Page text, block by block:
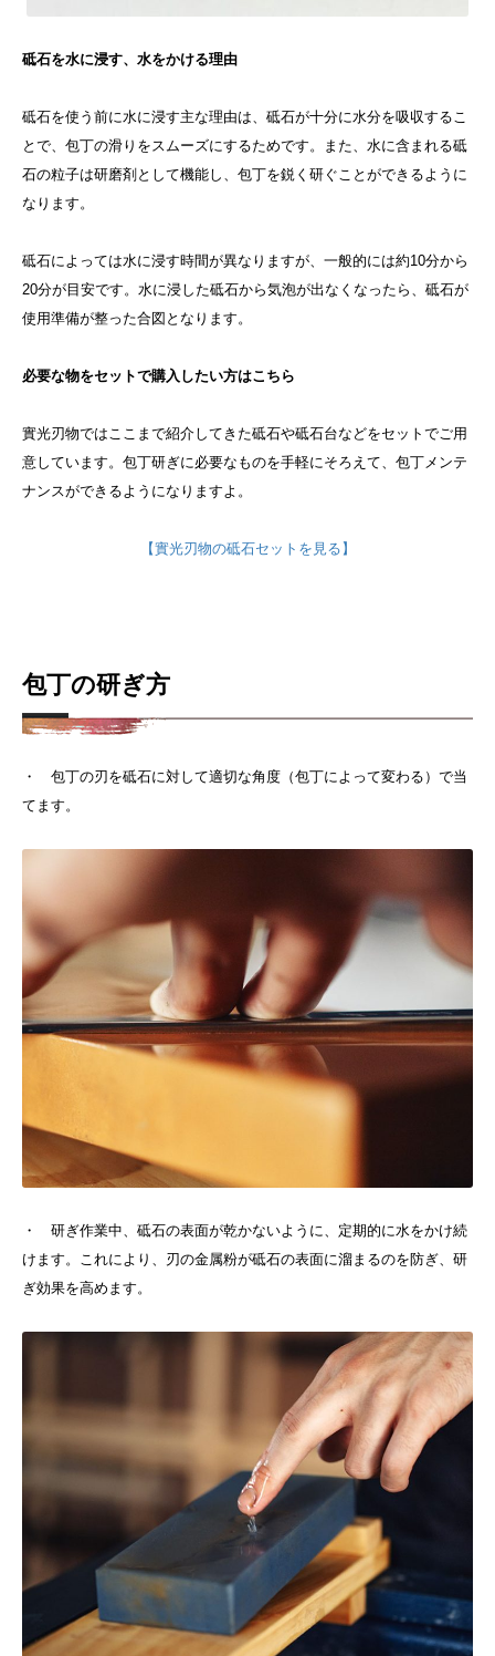
砥石を水に浸す、水をかける理由
砥石を使う前に水に浸す主な理由は、砥石が十分に水分を吸収するこ
とで、包丁の滑りをスムーズにするためです。また、水に含まれる砥
石の粒子は研磨剤として機能し、包丁を鋭く研ぐことができるように
なります。
砥石によっては水に浸す時間が異なりますが、一般的には約10分から
20分が目安です。水に浸した砥石から気泡が出なくなったら、砥石が
使用準備が整った合図となります。
必要な物をセットで購入したい方はこちら
實光刃物ではここまで紹介してきた砥石や砥石台などをセットでご用
意しています。包丁研ぎに必要なものを手軽にそろえて、包丁メンテ
ナンスができるようになりますよ。
【實光刃物の砥石セットを見る】
包丁の研ぎ方
・ 包丁の刃を砥石に対して適切な角度（包丁によって変わる）で当
てます。
・ 研ぎ作業中、砥石の表面が乾かないように、定期的に水をかけ続
けます。これにより、刃の金属粉が砥石の表面に溜まるのを防ぎ、研
ぎ効果を高めます。